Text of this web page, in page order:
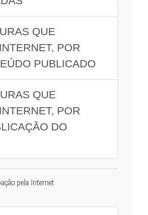
QUE
POR
PUBLICADO
QUE
POR
DO
pela Internet